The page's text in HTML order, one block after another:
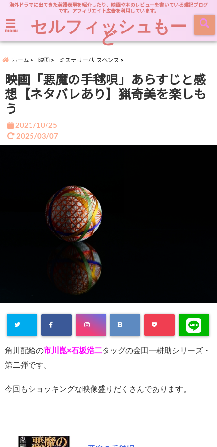
海外ドラマに出てきた英語表現を紹介したり、映画や本のレビューを書いている雑記ブログ
です。アフィリエイト広告を利用しています。
menu セルフィッシュもー
ど
ホーム 映画 ミステリー/サスペンス
映画「悪魔の手毬唄」あらすじと感
想【ネタバレあり】猟奇美を楽しも
う
2021/10/25
2025/03/07
"Twitter" in
角川配給の市川崑×石坂浩二タッグの金田一耕助シリーズ・
第二弾です。
今回もショッキングな映像盛りだくさんであります。